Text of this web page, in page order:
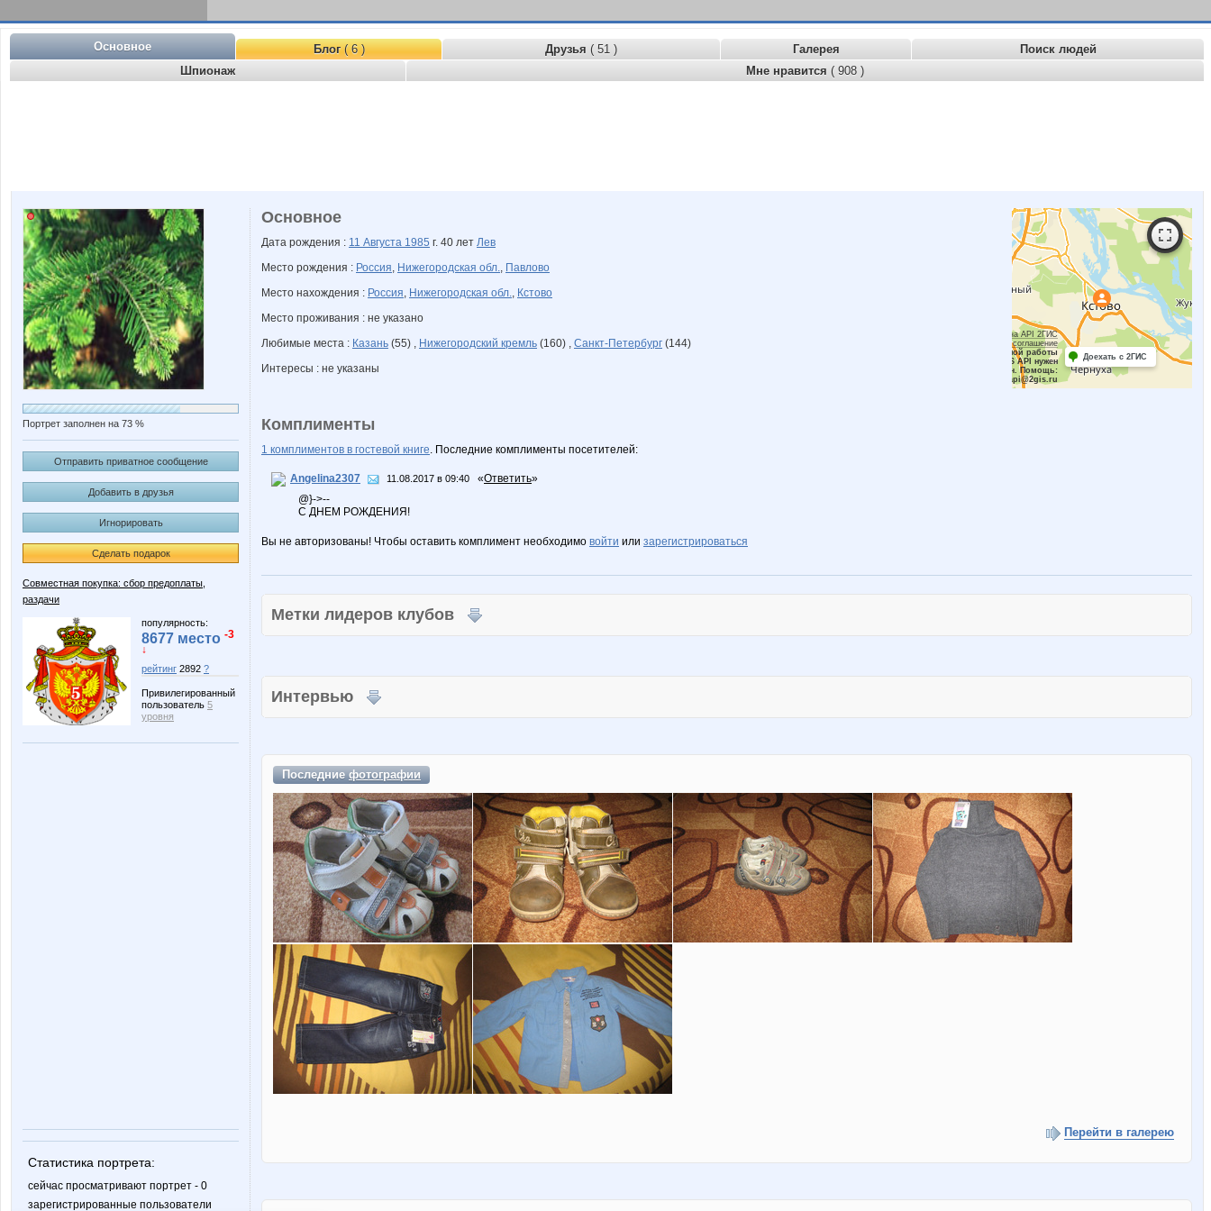
Основное Блог( 6 ) Друзья ( 51 ) Галерея
Поиск людей
Шпионаж
Мне нравится ( 908 )
Портрет заполнен на 73 %
Отправить приватное сообщение
Добавить в друзья
Игнорировать
Сделать подарок
Совместная покупка: сбор предоплаты,
раздачи
популярность:
8677 место -3
↓
рейтинг 2892 ?
Привилегированный
пользователь 5
уровня
Статистика портрета:
сейчас просматривают портрет - 0
зарегистрированные пользователи
Работает на API 2ГИС
Лицензионное соглашение
Для корректной работы
Raster JS API нужен
ключ. Помощь:
api@2gis.ru
Доехать с 2ГИС
Основное
Дата рождения : 11 Августа 1985 г. 40 лет Лев
Место рождения : Россия, Нижегородская обл., Павлово
Место нахождения : Россия, Нижегородская обл., Кстово
Место проживания : не указано
Любимые места : Казань (55) , Нижегородский кремль (160) , Санкт-Петербург (144)
Интересы : не указаны
Комплименты
1 комплиментов в гостевой книге. Последние комплименты посетителей:
Angelina2307 11.08.2017 в 09:40 «Ответить»
@}->--
С ДНЕМ РОЖДЕНИЯ!
Вы не авторизованы! Чтобы оставить комплимент необходимо войти или зарегистрироваться
Метки лидеров клубов
Интервью
Последниефотографии
Перейти в галерею